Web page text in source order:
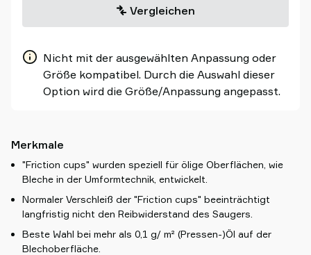
Vergleichen
Nicht mit der ausgewählten Anpassung oder
Größe kompatibel. Durch die Auswahl dieser
Option wird die Größe/Anpassung angepasst.
Merkmale
"Friction cups" wurden speziell für ölige Oberflächen, wie
Bleche in der Umformtechnik, entwickelt.
Normaler Verschleiß der "Friction cups" beeinträchtigt
langfristig nicht den Reibwiderstand des Saugers.
Beste Wahl bei mehr als 0,1 g/ m² (Pressen-)Öl auf der
Blechoberfläche.